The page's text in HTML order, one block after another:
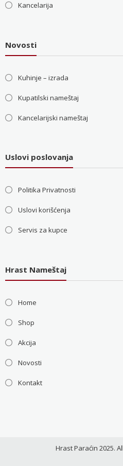
Kancelarija
Novosti
Kuhinje – izrada
Kupatilski nameštaj
Kancelarijski nameštaj
Uslovi poslovanja
Politika Privatnosti
Uslovi korišćenja
Servis za kupce
Hrast Nameštaj
Home
Shop
Akcija
Novosti
Kontakt
Hrast Paraćin 2025.